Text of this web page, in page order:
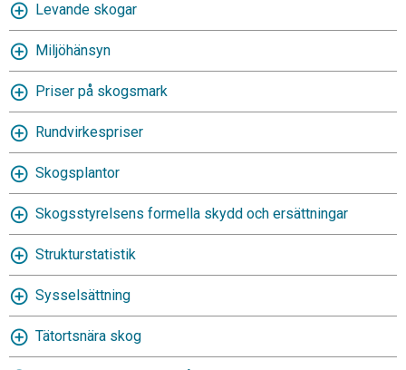
Levande skogar
Miljöhänsyn
Priser på skogsmark
Rundvirkespriser
Skogsplantor
Skogsstyrelsens formella skydd och ersättningar
Strukturstatistik
Sysselsättning
Tätortsnära skog